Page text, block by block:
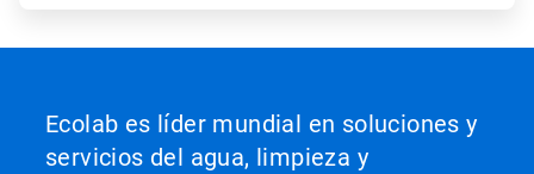
Ecolab es líder mundial en soluciones y
servicios del agua, limpieza y